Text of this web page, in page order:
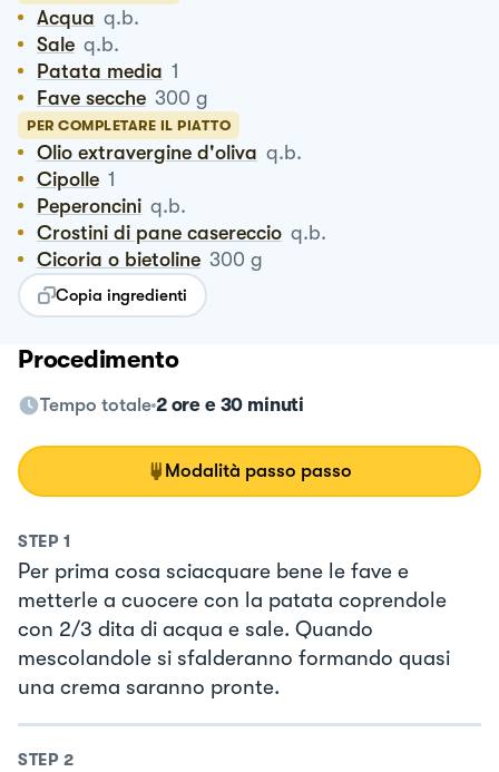
Acqua q.b.
Sale q.b.
Patata media 1
Fave secche 300 g
PER COMPLETARE IL PIATTO
Olio extravergine d'oliva q.b.
Cipolle 1
Peperoncini q.b.
Crostini di pane casereccio q.b.
Cicoria o bietoline 300 g
Copia ingredienti
Procedimento
Tempo totale 2 ore e 30 minuti
Modalità passo passo
STEP 1
Per prima cosa sciacquare bene le fave e
metterle a cuocere con la patata coprendole
con 2/3 dita di acqua e sale. Quando
mescolandole si sfalderanno formando quasi
una crema saranno pronte.
STEP 2